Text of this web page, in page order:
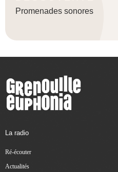
Promenades sonores
La radio
Ré-écouter
Actualités